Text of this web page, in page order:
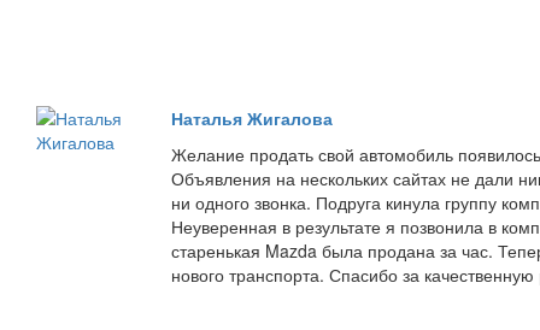
Наталья Жигалова
Желание продать свой автомобиль
Объявления на нескольких сайтах не дали
ни одного звонка. Подруга кинула группу
Неуверенная в результате я позвонила в
старенькая Mazda была продана за час.
нового транспорта. Спасибо за качественную